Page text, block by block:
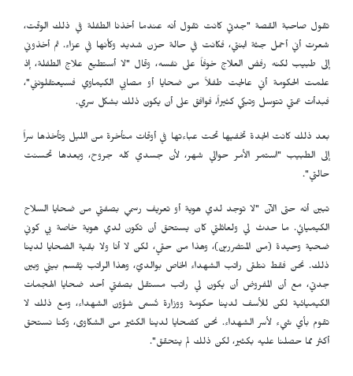
تقول صاحبة القصة "جدتي كانت تقول أنه عندما أخذنا الطفلة في ذلك الوقت،
شعرت أني أحمل جثة ابنتي، فكانت في حالة حزن شديد وكأنها في عزاء. ثم أخذوني
إلى طبيب لكنه رفض العلاج خوفاً على نفسه، وقال "لا أستطيع علاج الطفلة، إذ
علمت الحكومة أني عالجت طفلاً من ضحايا أو مصابي الكيماوي فسيعتقلونني"،
فبدأت عمتي تتوسل وتبكي كثيراً، فوافق على أن يكون ذلك بشكل سري.
بعد ذلك كانت الجدة تخفيها تحت عباءتها في أوقات متأخرة من الليل وتأخذها سراً
إلى الطبيب "استمر الأمر حوالي شهر، لأن جسدي كله جروح، وبعدها تحسنت
حالتي".
تبين أنه حتى الآن "لا توجد لدي هوية أو تعريف رسمي بصفتي من ضحايا السلاح
الكيميائي. ما حدث لي ولعائلتي كان يستحق أن تكون لدي هوية خاصة بي كوني
ضحية وحيدة (من المتضررين)، وهذا من حقي، لكن لا أنا ولا بقية الضحايا لدينا
ذلك. نحن فقط نتلقى راتب الشهداء الخاص بوالديّ، وهذا الراتب يُقسم بيني وبين
جدتي، مع أن المفروض أن يكون لي راتب مستقل بصفتي أحد ضحايا الهجمات
الكيميائية لكن للأسف لدينا حكومة ووزارة تُسمى شؤون الشهداء، ومع ذلك لا
تقوم بأي شيء لأسر الشهداء. نحن كضحايا لدينا الكثير من الشكاوى، وكنا نستحق
أكثر مما حصلنا عليه بكثير، لكن ذلك لم يتحقق".